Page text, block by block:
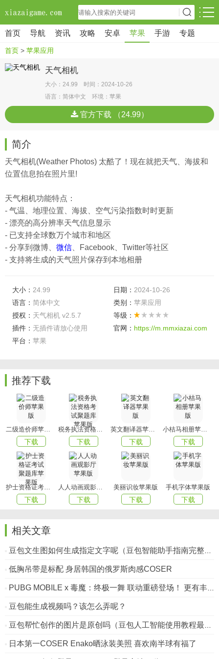
首页 导航 资讯 攻略 安卓 苹果 手游 专题
首页 > 苹果应用
天气相机
大小：24.99 时间：2024-10-26
语言：简体中文 环境：苹果
官方下载 （24.99）
简介
天气相机(Weather Photos) 太酷了！现在就把天气、海拔和
位置信息拍在照片里!
天气相机功能特点：
- 气温、地理位置、海拔、空气污染指数时时更新
- 漂亮的高分辨率天气信息显示
- 已支持全球数万个城市和地区
- 分享到微博、 微信 、Facebook、Twitter等社区
- 支持将生成的天气照片保存到本地相册
大小： 24.99 日期： 2024-10-26
语言： 简体中文 类别： 苹果应用
授权： 天气相机 v2.5.7
等级：
插件： 无插件请放心使用 官网： https://m.mmxiazai.com
平台： 苹果
推荐下载
二级造价师苹果版
下载
税务执法资格考试聚题库苹果版
下载
英文翻译器苹果版
下载
小桔马相册苹果版
下载
护士资格证考试聚题库苹果版
下载
人人动画观影厅苹果版
下载
美丽识妆苹果版
下载
手机字体苹果版
下载
相关文章
豆包文生图如何生成指定文字呢（豆包智能助手指南完整版）
低胸吊带是标配 身居韩国的俄罗斯肉感COSER
PUBG MOBILE x 毒魔：终极一舞 联动重磅登场！ 更有丰富活动，参与可免费获取套装~
豆包能生成视频吗？该怎么弄呢？
豆包帮忙创作的图片是原创吗（豆包人工智能使用教程最新版）
日本第一COSER Enako晒泳装美照 喜欢南半球有福了